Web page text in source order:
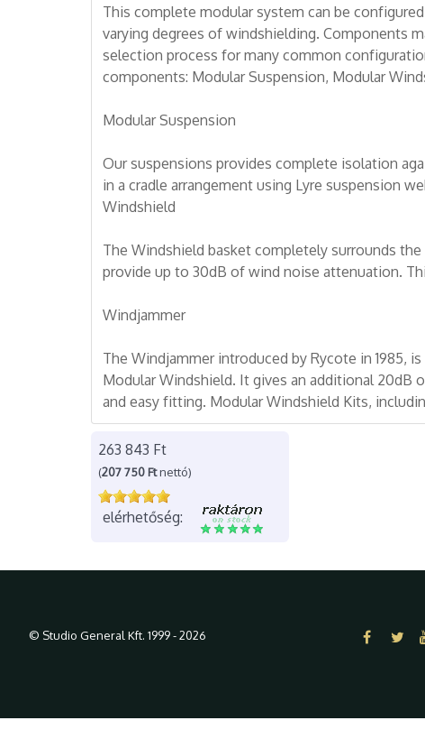
This complete modular system can be
varying degrees of windshielding. Components
selection process for many common
components: Modular Suspension, Modular
Modular Suspension
Our suspensions provides complete isolation
in a cradle arrangement using Lyre suspension
Windshield
The Windshield basket completely surrounds
provide up to 30dB of wind noise attenuation.
Windjammer
The Windjammer introduced by Rycote in 1985,
Modular Windshield. It gives an additional
and easy fitting. Modular Windshield Kits,
263 843 Ft
(207 750 Ftnettó)
elérhetőség:
© Studio General Kft. 1999 - 2026